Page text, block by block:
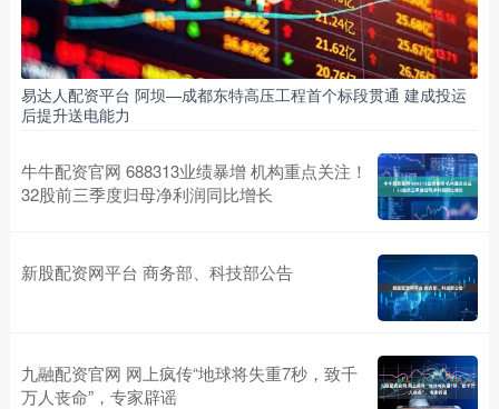
易达人配资平台 阿坝—成都东特高压工程首个标段贯通 建成投运
后提升送电能力
牛牛配资官网 688313业绩暴增 机构重点关注！
32股前三季度归母净利润同比增长
新股配资网平台 商务部、科技部公告
九融配资官网 网上疯传“地球将失重7秒，致千
万人丧命”，专家辟谣